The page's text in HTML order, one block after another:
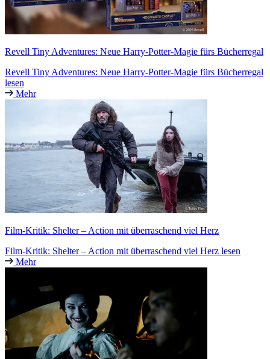
Revell Tiny Adventures: Neue Harry-Potter-Magie fürs Bücherregal
Revell Tiny Adventures: Neue Harry-Potter-Magie fürs Bücherregal
lesen
Mehr
Film-Kritik: Shelter – Action mit überraschend viel Herz
Film-Kritik: Shelter – Action mit überraschend viel Herz lesen
Mehr